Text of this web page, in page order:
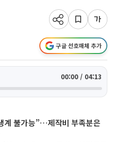
구글 선호매체 추가
00:00 / 04:13
계 불가능”…제작비 부족분은